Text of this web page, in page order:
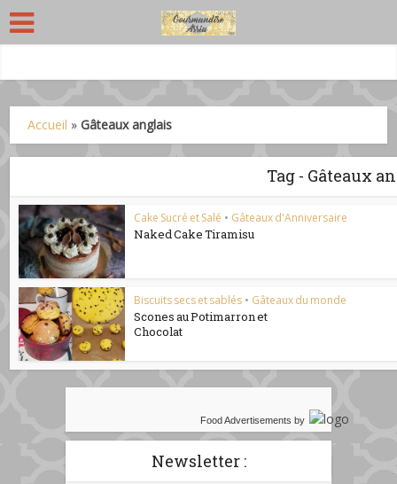
Accueil »Gâteaux anglais
Tag - Gâteaux
Cake Sucré et Salé • Gâteaux d'Anniversaire
Naked Cake Tiramisu
Biscuits secs et sablés • Gâteaux du monde
Scones au Potimarron et
Chocolat
Food Advertisements by
Newsletter :